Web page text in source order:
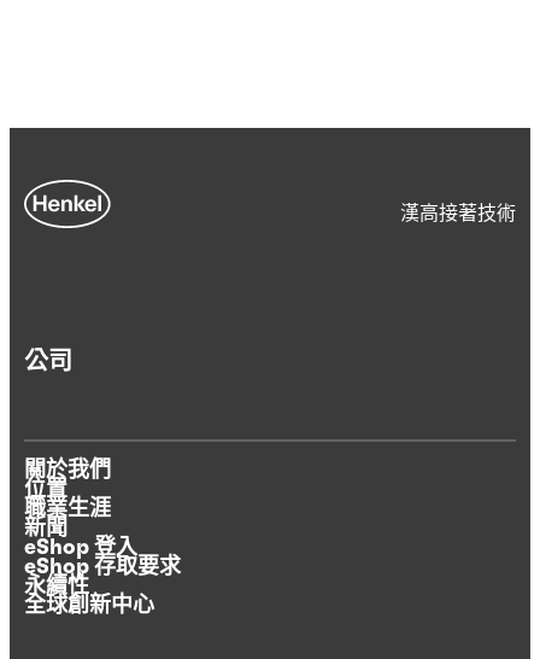
漢高接著技術
公司
關於我們
位置
職業生涯
新聞
eShop 登入
eShop 存取要求
永續性
全球創新中心